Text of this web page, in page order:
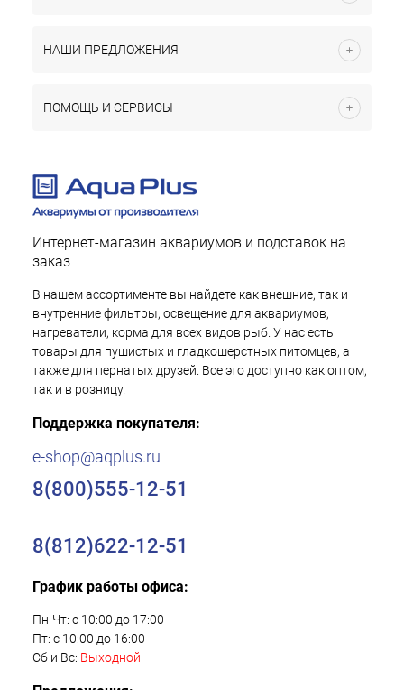
НАШИ ПРЕДЛОЖЕНИЯ
ПОМОЩЬ И СЕРВИСЫ
Интернет-магазин аквариумов и подставок на
заказ
В нашем ассортименте вы найдете как внешние, так и
внутренние фильтры, освещение для аквариумов,
нагреватели, корма для всех видов рыб. У нас есть
товары для пушистых и гладкошерстных питомцев, а
также для пернатых друзей. Все это доступно как оптом,
так и в розницу.
Поддержка покупателя:
e-shop@aqplus.ru
8(800)555-12-51
8(812)622-12-51
График работы офиса:
Пн-Чт: с 10:00 до 17:00
Пт: с 10:00 до 16:00
Сб и Вс: Выходной